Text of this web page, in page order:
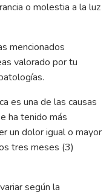
o molestia a la luz
mencionados
valorado por tu
es una de las causas
ha tenido más
un dolor igual o mayor
tres meses (3)
según la